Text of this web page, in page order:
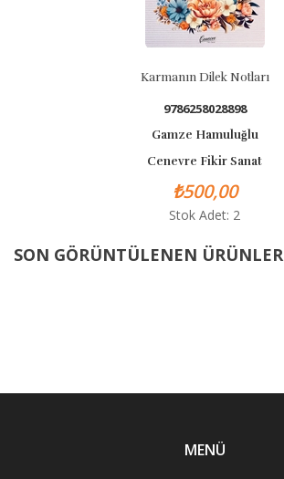
Karmanın Dilek Notları
9786258028898
Gamze Hamuluğlu
Cenevre Fikir Sanat
₺500,00
Stok Adet: 2
SON GÖRÜNTÜLENEN ÜRÜNLER
MENÜ